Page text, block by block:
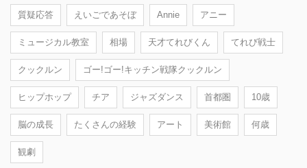
質疑応答 えいごであそぼ Annie アニー
ミュージカル教室 相場 天才てれびくん てれび戦士
クックルン ゴー!ゴー!キッチン戦隊クックルン
ヒップホップ チア ジャズダンス 首都圏 10歳
脳の成長 たくさんの経験 アート 美術館 何歳
観劇